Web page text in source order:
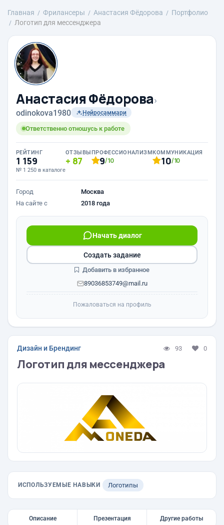
Главная Фрилансеры Анастасия Фёдорова
Портфолио
Логотип для мессенджера
Анастасия Фёдорова›
odinokova1980 Нейросаммари
Ответственно отношусь к работе
РЕЙТИНГ
1 159
№ 1 250 в каталоге
ОТЗЫВЫ
87
ПРОФЕССИОНАЛИЗМ
9/10
КОММУНИКАЦИЯ
10/10
Город
Москва
На сайте с
2018 года
Начать диалог
89036853749@mail.ru
Создать задание
Добавить в избранное
Пожаловаться на профиль
Дизайн и Брендинг 93 0
Логотип для мессенджера
ИСПОЛЬЗУЕМЫЕ НАВЫКИ Логотипы
Описание Презентация Другие работы